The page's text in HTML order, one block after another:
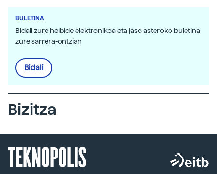
BULETINA
Bidali zure helbide elektronikoa eta jaso asteroko buletina
zure sarrera-ontzian
Bidali
Bizitza
TEKNOPOLIS